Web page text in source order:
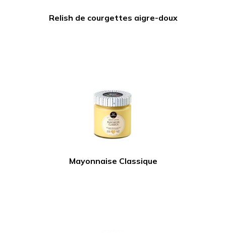
Relish de courgettes aigre-doux
Mayonnaise Classique